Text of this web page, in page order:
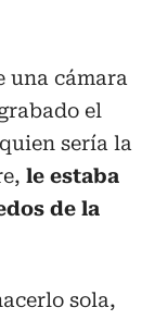
una cámara
el
sería la
le estaba
de la
sola,